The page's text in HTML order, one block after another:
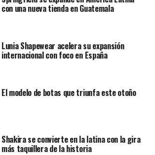
Giraldo, el nombre real de la
a sus seguidores y no precisamente
música, ya que a través de su cuenta
discoteca y un pub, con el fin de
de lo que es ella como persona.
la entrada
del Gato
con una nueva tienda en Guatemala
Lunia Shapewear acelera su expansión
internacional con foco en España
El modelo de botas que triunfa este otoño
Shakira se convierte en la latina con la gira
más taquillera de la historia